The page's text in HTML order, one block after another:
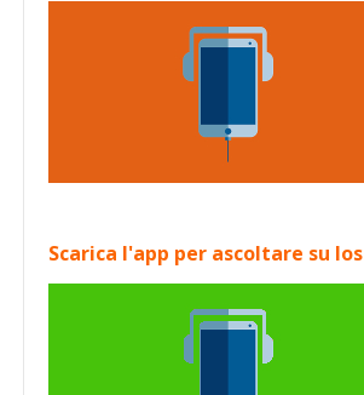
Scarica l'app per ascoltare su Ios